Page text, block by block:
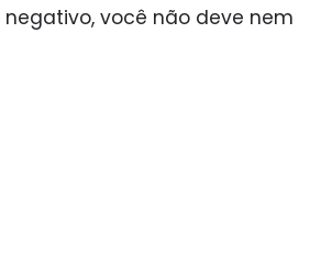
você não deve nem